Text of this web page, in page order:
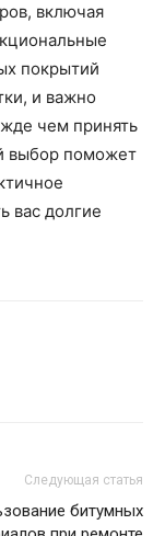
включая
покрытий
и важно
чем принять
выбор поможет
вас долгие
Следующая статья
битумных